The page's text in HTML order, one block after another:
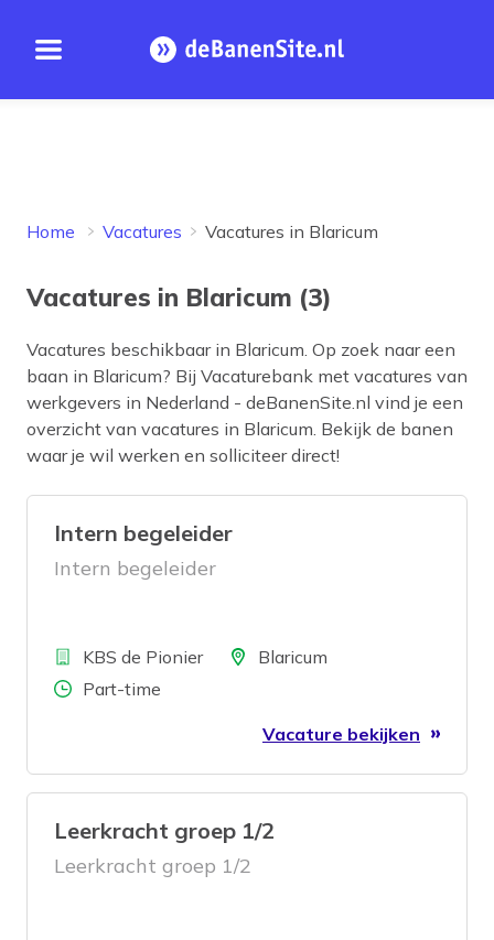
Open menu Homepage
Home Vacatures Vacatures in Blaricum
Vacatures in Blaricum (3)
Vacatures beschikbaar in Blaricum. Op zoek naar een
baan in Blaricum? Bij Vacaturebank met vacatures van
werkgevers in Nederland - deBanenSite.nl vind je een
overzicht van vacatures in Blaricum. Bekijk de banen
waar je wil werken en solliciteer direct!
Intern begeleider
Intern begeleider
BedrijfKBS de PionierLocatieBlaricum
Aantal uren
Part-time
Vacature bekijken
Leerkracht groep 1/2
Leerkracht groep 1/2